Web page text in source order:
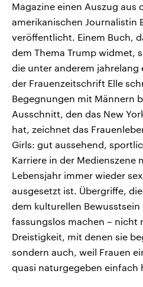
Magazine einen Auszug aus
amerikanischen Journalistin
veröffentlicht. Einem Buch,
dem Thema Trump widmet,
die unter anderem jahrelang
der Frauenzeitschrift Elle
Begegnungen mit Männern
Ausschnitt, den das New
hat, zeichnet das
Girls: gut aussehend,
Karriere in der Medienszene
Lebensjahr immer wieder
ausgesetzt ist. Übergriffe,
dem kulturellen Bewusstsein
fassungslos machen – nicht
Dreistigkeit, mit denen sie
sondern auch, weil Frauen
quasi naturgegeben einfach